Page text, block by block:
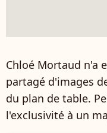
Chloé Mortaud n'a
partagé d'images
du plan de table.
l'exclusivité à un